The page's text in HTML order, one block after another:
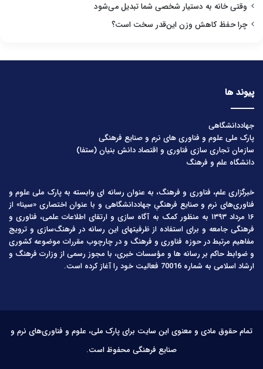
وقتی خانه به دستیار شخصی شما تبدیل می‌شود
چرا حفظ کاهش وزن این‌قدر سخت است؟
پیوند ها
جهاددانشگاهی
پارک ملی علوم و فناوری های نرم و صنایع فرهنگی
سازمان تجاری سازی فناوری و اقتصاد دانش بنیان (ستفا)
دانشگاه علم و فرهنگ
خبرگزاری علم، فناوری و فرهنگ، به عنوان رسانه ای وابسته به پارک ملی علوم و
فناوری‌های نرم و صنایع فرهنگیِ جهاددانشگاهی و با عنوان اختصاری «سینا» از
۱۶ مرداد ۱۳۹۳ به منظور کمک به آگاه سازی و ارتقای اطلاعات علمی، فناوری و
فرهنگی جامعه و برای استفاده از ظرفیتهای این رسانه در فرهنگ‌سازی و ترویج
مفاهیم مرتبط در حوزه فناوری و فرهنگ و در چارچوب مقررات موضوعه کشوری
و ضوابط حاکم بر رسانه ها و مؤسسات خبری، با مجوز رسمی از وزارت فرهنگ و
ارشاد اسلامی به شماره 70016 فعالیت خود را آغاز کرده است.
تمام حقوق مادی و معنوی این سایت برای پارک ملی، علوم و فناوری‌های نرم و
صنایع فرهنگی محفوظ است.